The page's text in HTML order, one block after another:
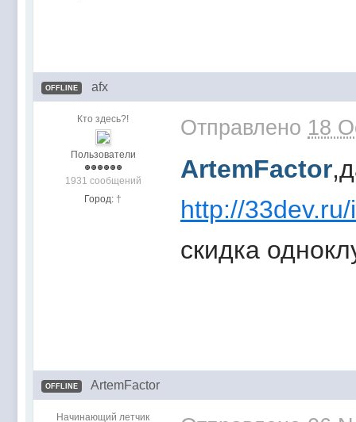
OFFLINE afx
Кто здесь?!
Пользователи
1931 сообщений
Город: †
Отправлено 18
ArtemFactor
http://
скидка
OFFLINE ArtemFactor
Начинающий летчик